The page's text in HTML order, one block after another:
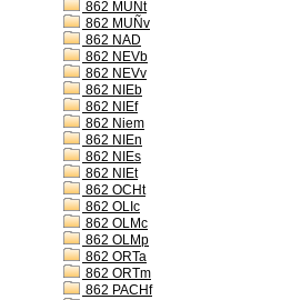
862 MUÑt
862 MUÑv
862 NAD
862 NEVb
862 NEVv
862 NIEb
862 NIEf
862 Niem
862 NIEn
862 NIEs
862 NIEt
862 OCHt
862 OLIc
862 OLMc
862 OLMp
862 ORTa
862 ORTm
862 PACHf